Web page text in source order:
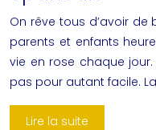
On rêve tous d’avoir de
parents et enfants
vie en rose chaque
pas pour autant facile.
Lire la suite